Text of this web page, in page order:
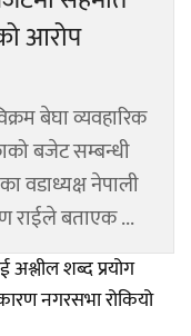
आरोप
बेघा व्यवहारिक
बजेट सम्बन्धी
वडाध्यक्ष नेपाली
राईले बताएक ...
अश्लील शब्द प्रयोग
नगरसभा रोकियो